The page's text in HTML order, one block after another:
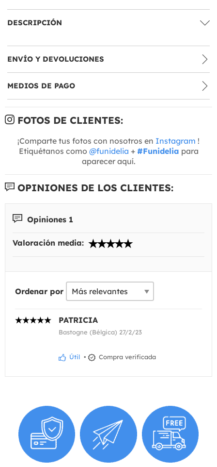
DESCRIPCIÓN
ENVÍO Y DEVOLUCIONES
MEDIOS DE PAGO
FOTOS DE CLIENTES:
¡Comparte tus fotos con nosotros en Instagram !
Etiquétanos como @funidelia + #Funidelia para
aparecer aquí.
OPINIONES DE LOS CLIENTES:
Opiniones 1
Valoración media:
Ordenar por
PATRICIA
Bastogne (Bélgica) 27/2/23
Útil • Compra verificada